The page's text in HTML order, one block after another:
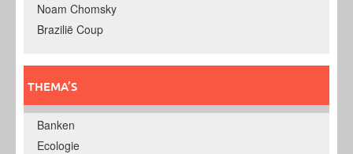
Noam Chomsky
Brazilië Coup
THEMA’S
Banken
Ecologie